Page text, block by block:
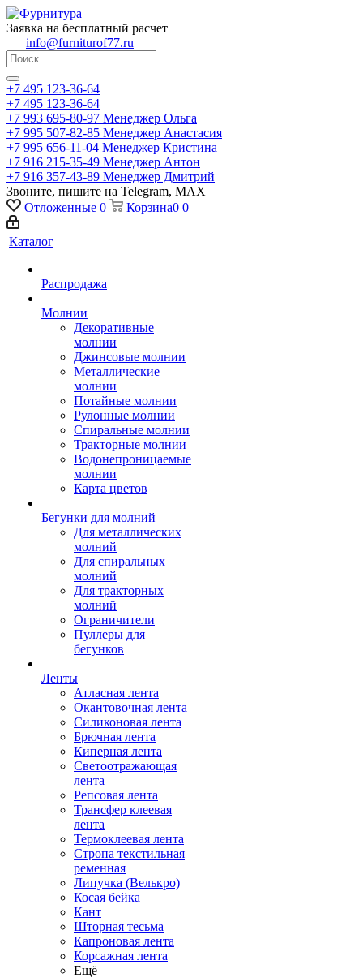
Заявка на бесплатный расчет
info@furniturof77.ru
+7 495 123-36-64
+7 495 123-36-64
+7 993 695-80-97 Менеджер Ольга
+7 995 507-82-85 Менеджер Анастасия
+7 995 656-11-04 Менеджер Кристина
+7 916 215-35-49 Менеджер Антон
+7 916 357-43-89 Менеджер Дмитрий
Звоните, пишите на Telegram, MAX
Отложенные 0 Корзина0 0
Каталог
Распродажа
Молнии
Декоративные
молнии
Джинсовые молнии
Металлические
молнии
Потайные молнии
Рулонные молнии
Спиральные молнии
Тракторные молнии
Водонепроницаемые
молнии
Карта цветов
Бегунки для молний
Для металлических
молний
Для спиральных
молний
Для тракторных
молний
Ограничители
Пуллеры для
бегунков
Ленты
Атласная лента
Окантовочная лента
Силиконовая лента
Брючная лента
Киперная лента
Светоотражающая
лента
Репсовая лента
Трансфер клеевая
лента
Термоклеевая лента
Стропа текстильная
ременная
Липучка (Велькро)
Косая бейка
Кант
Шторная тесьма
Капроновая лента
Корсажная лента
Ещё